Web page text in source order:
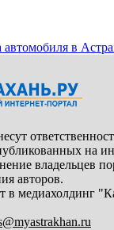
в
на
владельцев
авторов.
в медиахолдинг